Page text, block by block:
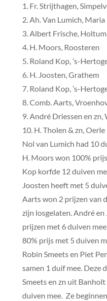
1. Fr. Strijthagen,
2. Ah. Van Lumich,
3. Albert Frische, Holtum
4. H. Moors, Roosteren
5. Roland Kop, ’s-
6. H. Joosten, Grathem
7. Roland Kop, ’s-
8. Comb. Aarts,
9. André Driessen en zn,
10. H. Tholen & zn, Oerle
Nol van Lumich had 10
H. Moors won 100%
Kop korfde 12 duiven
Joosten heeft met 5
Aarts won 2 prijzen van
zijn losgelaten. André
prijzen met 6 duiven
80% prijs met 5 duiven
Robin Smeets en Piet
samen 1 duif mee. Deze
Smeets en zn uit
duiven mee. Ze